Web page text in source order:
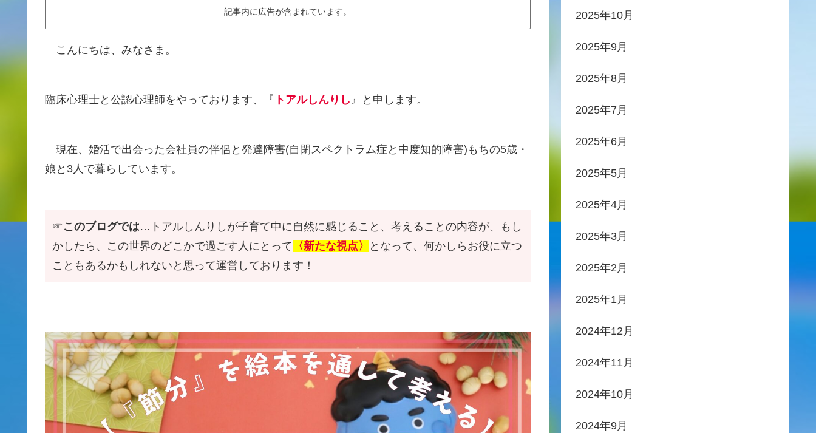
記事内に広告が含まれています。
こんにちは、みなさま。
臨床心理士と公認心理師をやっております、『 トアルしんりし 』と申します。
現在、婚活で出会った会社員の伴侶と発達障害(自閉スペクトラム症と中度知的障害)もちの5歳・
娘と3人で暮らしています。
☞ このブログでは…トアルしんりしが子育て中に自然に感じること、考えることの内容が、もし
かしたら、この世界のどこかで過ごす人にとって 〈新たな視点〉
となって、何かしらお役に立つ
こともあるかもしれないと思って運営しております！
2025年10月
2025年9月
2025年8月
2025年7月
2025年6月
2025年5月
2025年4月
2025年3月
2025年2月
2025年1月
2024年12月
2024年11月
2024年10月
2024年9月